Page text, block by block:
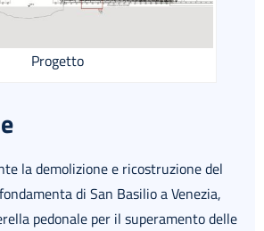
Progetto
la demolizione e ricostruzione del
di San Basilio a Venezia,
pedonale per il superamento delle